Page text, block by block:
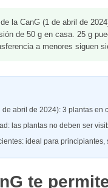
la CanG (1 de abril de
de 50 g en casa. 25 g
a menores siguen
de abril de 2024): 3 plantas en
las plantas no deben ser
ideal para
te